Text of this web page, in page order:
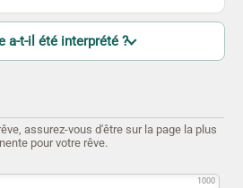
a-t-il été interprété ?
assurez-vous d'être sur la page la plus
pour votre rêve.
1000